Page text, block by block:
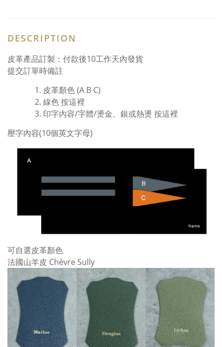
DESCRIPTION
皮革產品訂製：付款後10工作天內發貨
提交訂單時備註
皮革顏色 (A B C)
線色按這裡
印字內容/字體/燙金、銀或熱燙 按這裡
壓字內容(10個英文字母)
可自選皮革顏色
法國山羊皮 Chèvre Sully